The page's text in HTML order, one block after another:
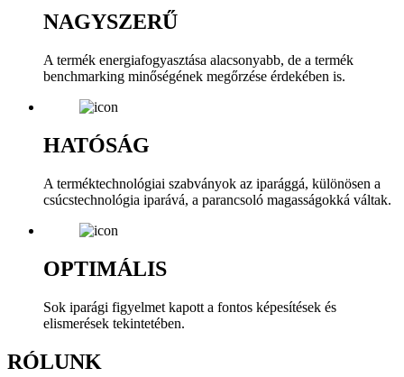
NAGYSZERŰ
A termék energiafogyasztása alacsonyabb, de a termék
benchmarking minőségének megőrzése érdekében is.
HATÓSÁG
A terméktechnológiai szabványok az iparággá, különösen a
csúcstechnológia iparává, a parancsoló magasságokká váltak.
OPTIMÁLIS
Sok iparági figyelmet kapott a fontos képesítések és
elismerések tekintetében.
RÓLUNK